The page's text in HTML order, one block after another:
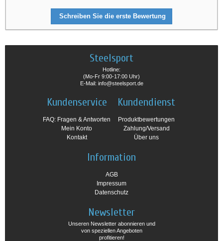
Schreiben Sie die erste Bewertung
Steelsport
Hotline:
(Mo-Fr 9:00-17:00 Uhr)
E-Mail: info@steelsport.de
Kundenservice
FAQ: Fragen & Antworten
Mein Konto
Kontakt
Kundendienst
Produktbewertungen
Zahlung/Versand
Über uns
Information
AGB
Impressum
Datenschutz
Newsletter
Unseren Newsletter abonnieren und
von speziellen Angeboten
profitieren!